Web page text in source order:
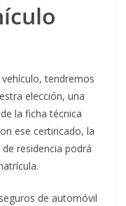
tendremos
elección, una
la ficha técnica
ese certiricado, la
residencia podrá
de automóvil